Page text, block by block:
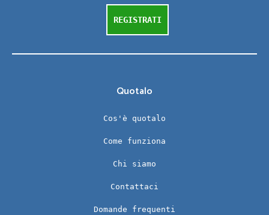
REGISTRATI
Quotalo
Cos'è quotalo
Come funziona
Chi siamo
Contattaci
Domande frequenti